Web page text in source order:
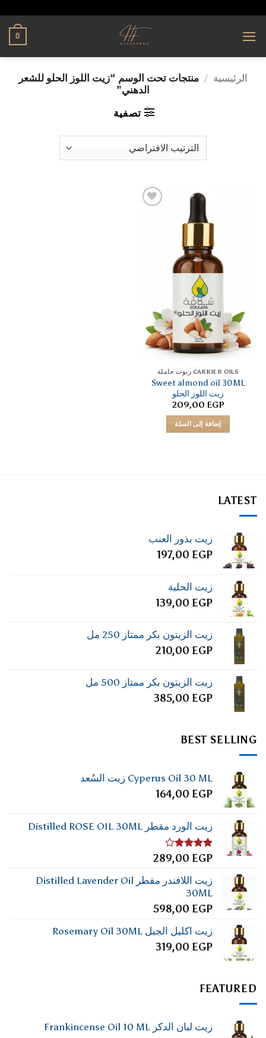
0
الرئيسية / منتجات تحت الوسم “زيت اللوز الحلو للشعر
الدهني”
تصفية
CARRIER OILS زيوت حاملة
Sweet almond oil 30ML
زيت اللوز الحلو
209,00 EGP
إضافة إلى السلة
LATEST
زيت بذور العنب
197,00 EGP
زيت الحلبة
139,00 EGP
زيت الزيتون بكر ممتاز 250 مل
210,00 EGP
زيت الزيتون بكر ممتاز 500 مل
385,00 EGP
BEST SELLING
Cyperus Oil 30 ML زيت السُعد
164,00 EGP
زيت الورد مقطر Distilled ROSE OIL 30ML
تم
من
5
289,00 EGP
زيت اللافندر مقطر Distilled Lavender Oil
30ML
598,00 EGP
زيت اكليل الجبل Rosemary Oil 30ML
319,00 EGP
FEATURED
زيت لبان الدكر Frankincense Oil 10 ML